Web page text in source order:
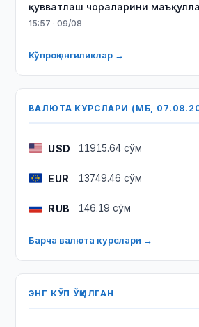
қувватлаш чораларини
15:57 · 09/08
Кўпроқ янгиликлар →
ВАЛЮТА КУРСЛАРИ (МБ,
USD 11915.64 сўм
EUR 13749.46 сўм
RUB 146.19 сўм
Барча валюта курслари →
ЭНГ КЎП ЎҚИЛГАН